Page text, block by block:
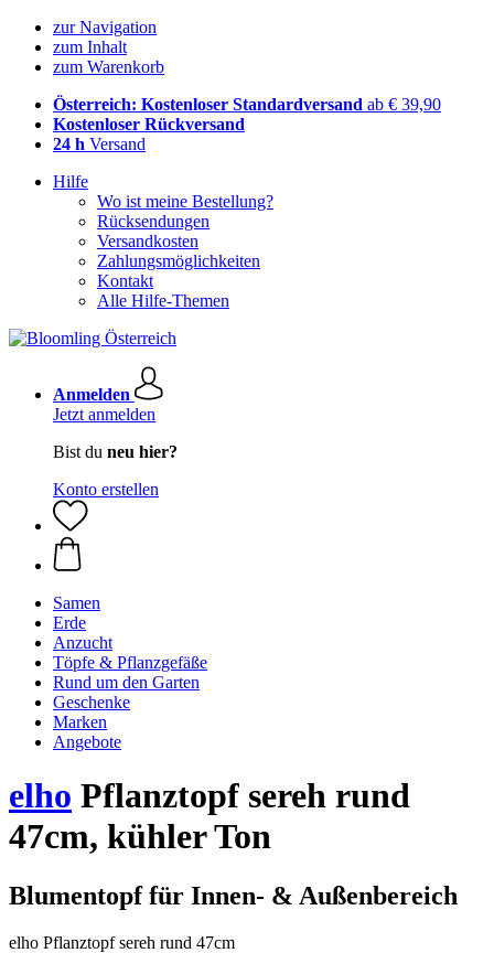
zur Navigation
zum Inhalt
zum Warenkorb
Österreich: Kostenloser Standardversand ab € 39,90
Kostenloser Rückversand
24 h Versand
Hilfe
Wo ist meine Bestellung?
Rücksendungen
Versandkosten
Zahlungsmöglichkeiten
Kontakt
Alle Hilfe-Themen
Anmelden
Jetzt anmelden
Bist du neu hier?
Konto erstellen
Samen
Erde
Anzucht
Töpfe & Pflanzgefäße
Rund um den Garten
Geschenke
Marken
Angebote
elho Pflanztopf sereh rund
47cm, kühler Ton
Blumentopf für Innen- & Außenbereich
elho Pflanztopf sereh rund 47cm